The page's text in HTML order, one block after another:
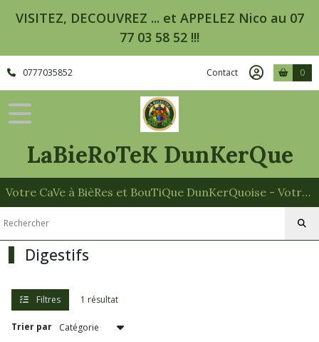
VISITEZ, DECOUVREZ ... et APPELEZ Nico au 07
77 03 58 52 !!!
0777035852 Contact 0
LaBieRoTeK DunKerQue
Votre CaVe à BièRes et BouTiQue DunKerQuoise - Votre Spécialiste des Paniers Garnis
Digestifs
Filtres 1 résultat
Trier par
Fermer
FILTRES
Tous
les
produits
Autres
Alcool
Apéritifs
(6)
Digestifs
Afficher